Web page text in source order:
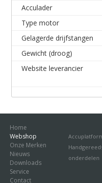
Acculader
Type motor
Gelagerde drijfstangen
Gewicht (droog)
Website leverancier
Home
Webshop
onderdelen
Onze Merken
Nieuws
Downloads
Service
Contact